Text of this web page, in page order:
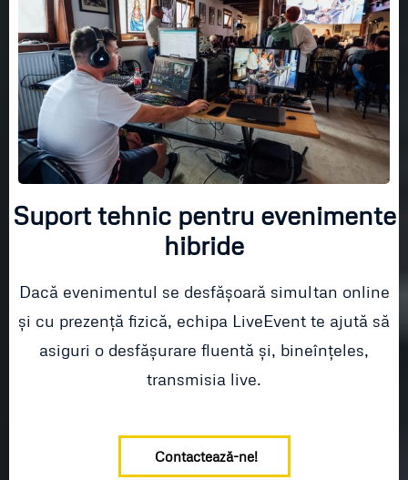
Suport tehnic pentru evenimente
hibride
Dacă evenimentul se desfășoară simultan online
și cu prezență fizică, echipa LiveEvent te ajută să
asiguri o desfășurare fluentă și, bineînțeles,
transmisia live.
Contactează-ne!